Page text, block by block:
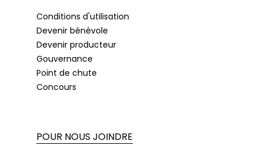
Conditions d'utilisation
Devenir bénévole
Devenir producteur
Gouvernance
Point de chute
Concours
POUR NOUS JOINDRE